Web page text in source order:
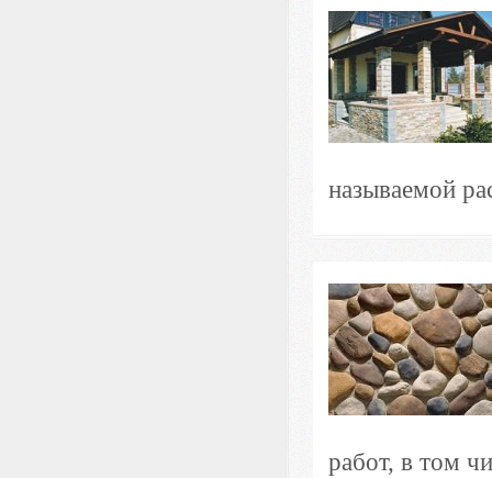
называемой
работ, в том